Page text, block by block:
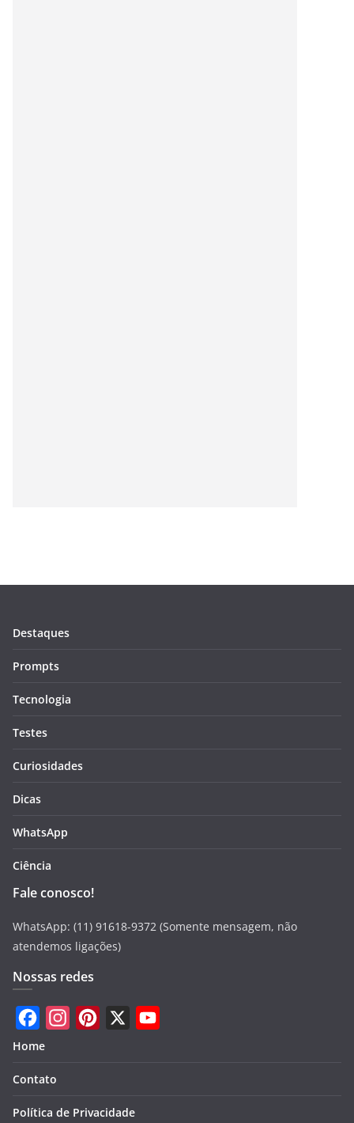
Destaques
Prompts
Tecnologia
Testes
Curiosidades
Dicas
WhatsApp
Ciência
Fale conosco!
WhatsApp: (11) 91618-9372 (Somente mensagem, não
atendemos ligações)
Nossas redes
F
c
e
s
t
t
Home
Contato
Política de Privacidade